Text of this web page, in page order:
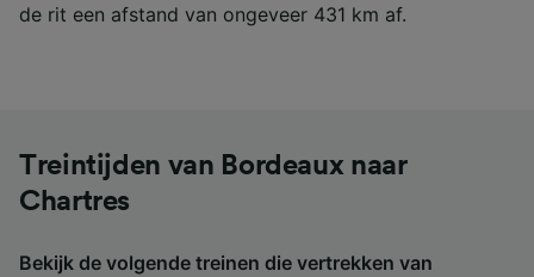
de rit een afstand van ongeveer 431 km af.
Treintijden van Bordeaux naar
Chartres
Bekijk de volgende treinen die vertrekken van